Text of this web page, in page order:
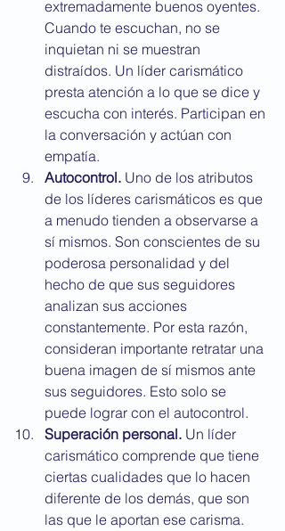
extremadamente buenos oyentes.
Cuando te escuchan, no se
inquietan ni se muestran
distraídos. Un líder carismático
presta atención a lo que se dice y
escucha con interés. Participan en
la conversación y actúan con
empatía.
Autocontrol. Uno de los atributos
de los líderes carismáticos es que
a menudo tienden a observarse a
sí mismos. Son conscientes de su
poderosa personalidad y del
hecho de que sus seguidores
analizan sus acciones
constantemente. Por esta razón,
consideran importante retratar una
buena imagen de sí mismos ante
sus seguidores. Esto solo se
puede lograr con el autocontrol.
Superación personal. Un líder
carismático comprende que tiene
ciertas cualidades que lo hacen
diferente de los demás, que son
las que le aportan ese carisma.